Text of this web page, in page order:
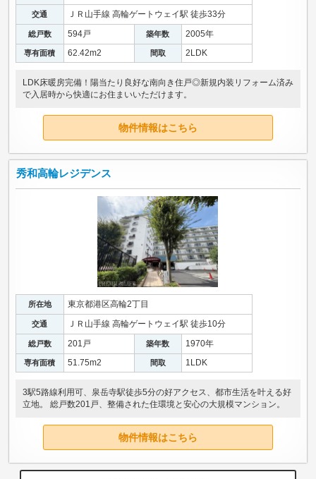
交通 ＪＲ山手線 高輪ゲートウェイ駅 徒歩33分
総戸数 594戸 築年数 2005年
専有面積 62.42m2 間取 2LDK
LDK床暖房完備！陽当たり良好な南向き住戸◎新規内装リフォーム済み
で入居時から快適にお住まいいただけます。
物件情報はこちら
秀和高輪レジデンス
所在地 東京都港区高輪2丁目
交通 ＪＲ山手線 高輪ゲートウェイ駅 徒歩10分
総戸数 201戸 築年数 1970年
専有面積 51.75m2 間取 1LDK
3駅5路線利用可、泉岳寺駅徒歩5分の好アクセス、都市生活を叶える好
立地。 総戸数201戸、整備された住環境と安心の大規模マンション。
物件情報はこちら